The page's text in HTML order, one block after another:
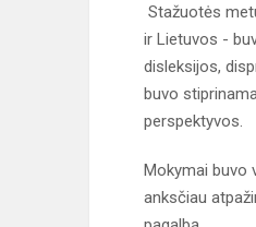
Stažuotės
ir Lietuvos -
disleksijos,
buvo
perspektyvos.
Mokymai buvo
anksčiau